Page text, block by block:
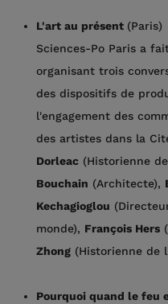
L'art au présent (Paris)
Sciences-Po Paris a
organisant trois
des dispositifs de
l'engagement des
des artistes dans la
Dorleac (Historienne
Bouchain (Architecte),
Kechagioglou
monde), François Hers
Zhong (Historienne de
Pourquoi quand le feu